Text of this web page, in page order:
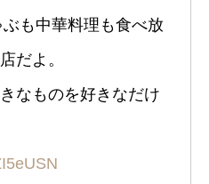
も中華料理も食べ放
だよ。
なものを好きなだけ